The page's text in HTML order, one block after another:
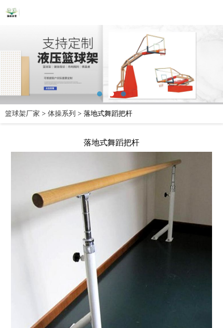
篮球架厂家 > 体操系列 > 落地式舞蹈把杆
落地式舞蹈把杆